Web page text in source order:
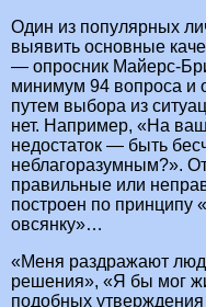
Один из популярных
выявить основные
— опросник Майерс-
минимум 94 вопроса и
путем выбора из
нет. Например, «На
недостаток — быть
неблагоразумным?».
правильные или
построен по принципу
овсянку»…
«Меня раздражают
решения», «Я бы мог
подобных утверждения